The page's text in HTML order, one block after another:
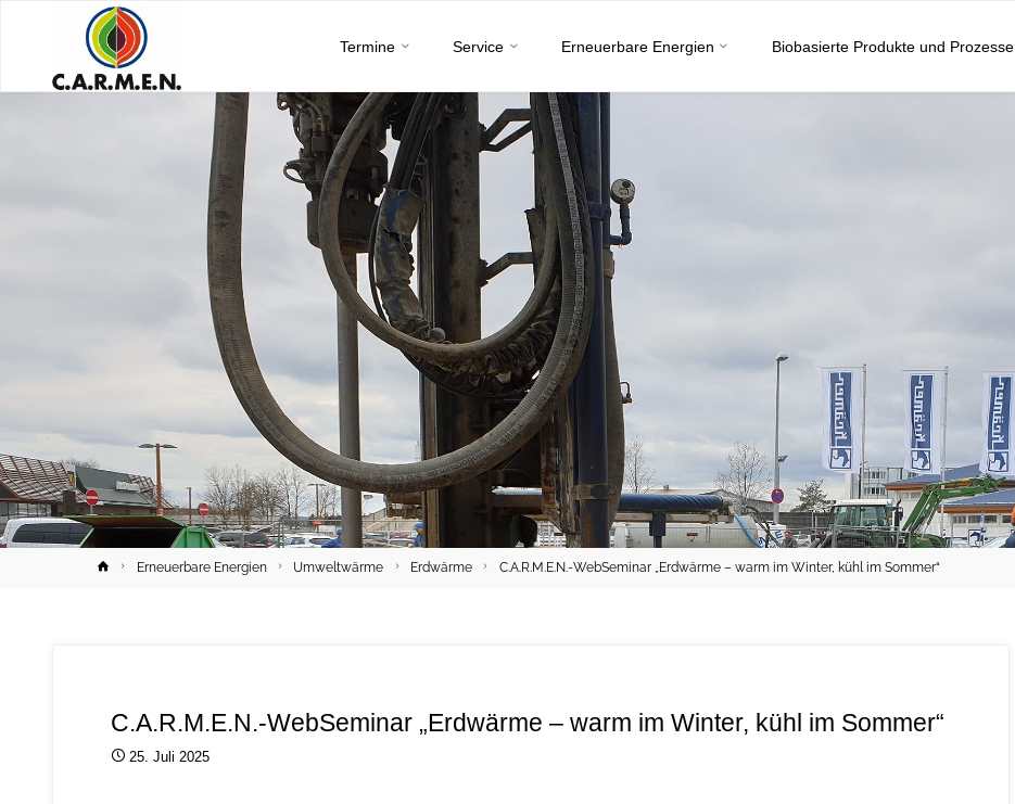
content
Termine Service Erneuerbare Energien Biobasierte Produkte und Prozesse
HomeErneuerbare Energien Umweltwärme Erdwärme C.A.R.M.E.N.-WebSeminar „Erdwärme – warm im Winter, kühl im Sommer“
C.A.R.M.E.N.-WebSeminar „Erdwärme – warm im Winter, kühl im Sommer“
25. Juli 2025